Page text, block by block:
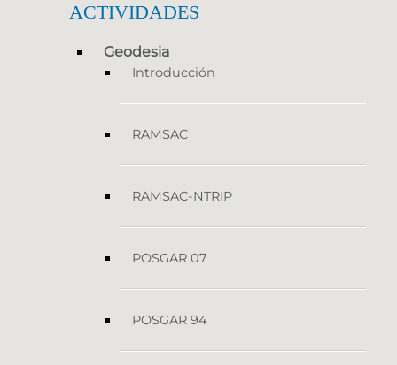
ACTIVIDADES
Geodesia
Introducción
RAMSAC
RAMSAC-NTRIP
POSGAR 07
POSGAR 94